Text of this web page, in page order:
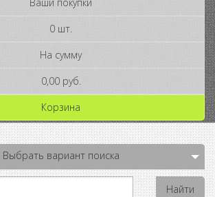
0 шт.
На сумму
0,00 руб.
Корзина
Выбрать вариант поиска